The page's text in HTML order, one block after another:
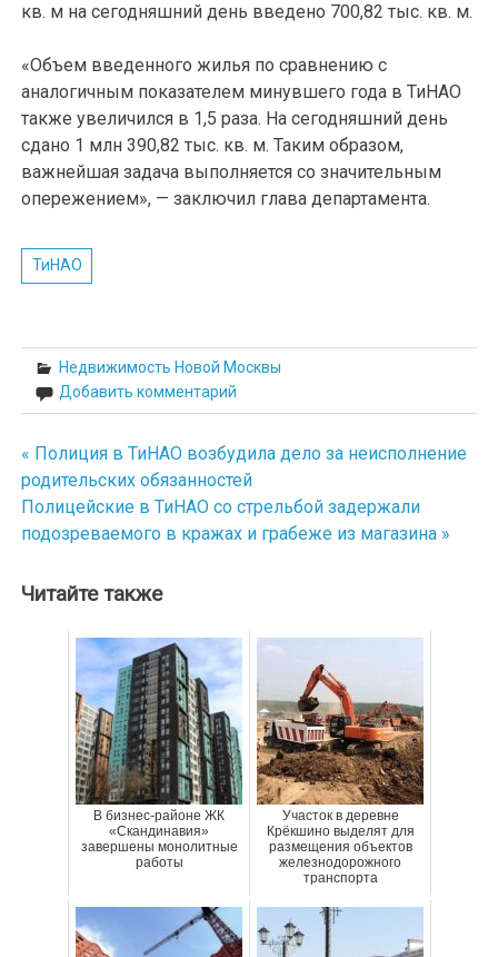
кв. м на сегодняшний день введено 700,82 тыс. кв. м.
«Объем введенного жилья по сравнению с
аналогичным показателем минувшего года в ТиНАО
также увеличился в 1,5 раза. На сегодняшний день
сдано 1 млн 390,82 тыс. кв. м. Таким образом,
важнейшая задача выполняется со значительным
опережением», — заключил глава департамента.
ТиНАО
Недвижимость Новой Москвы
Добавить комментарий
Навигация
по
записям
« Полиция в ТиНАО возбудила дело за неисполнение
родительских обязанностей
Полицейские в ТиНАО со стрельбой задержали
подозреваемого в кражах и грабеже из магазина »
Читайте также
В бизнес-районе ЖК
«Скандинавия»
завершены монолитные
работы
Участок в деревне
Крёкшино выделят для
размещения объектов
железнодорожного
транспорта